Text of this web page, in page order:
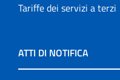
Tariffe dei servizi a terzi
ATTI DI NOTIFICA